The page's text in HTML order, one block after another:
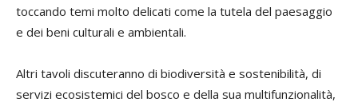
toccando temi molto delicati come la tutela del paesaggio
e dei beni culturali e ambientali.
Altri tavoli discuteranno di biodiversità e sostenibilità, di
servizi ecosistemici del bosco e della sua multifunzionalità,